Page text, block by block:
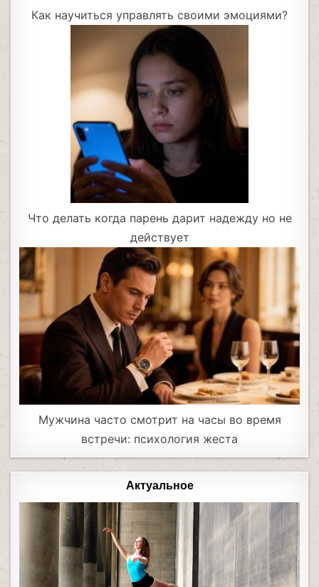
Как научиться управлять своими эмоциями?
Что делать когда парень дарит надежду но не
действует
Мужчина часто смотрит на часы во время
встречи: психология жеста
Актуальное